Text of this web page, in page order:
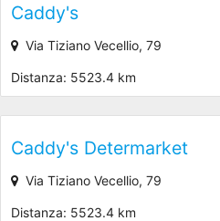
Caddy's
Via Tiziano Vecellio, 79
Distanza: 5523.4 km
Caddy's Determarket
Via Tiziano Vecellio, 79
Distanza: 5523.4 km